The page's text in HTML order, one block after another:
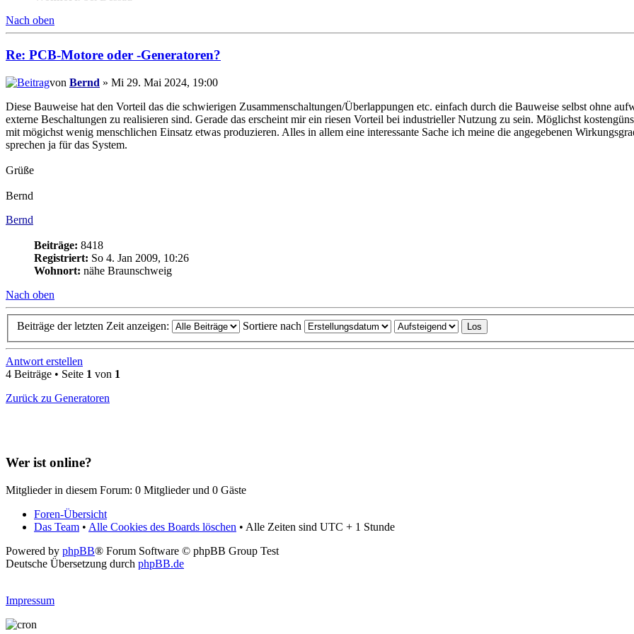
Nach oben
Re: PCB-Motore oder -Generatoren?
von Bernd » Mi 29. Mai 2024, 19:00
Diese Bauweise hat den Vorteil das die schwierigen Zusammenschaltungen/Überlappungen etc. einfach durch die Bauweise selbst ohne
externe Beschaltungen zu realisieren sind. Gerade das erscheint mir ein riesen Vorteil bei industrieller Nutzung zu sein. Möglichst
mit mögichst wenig menschlichen Einsatz etwas produzieren. Alles in allem eine interessante Sache ich meine die angegebenen
sprechen ja für das System.
Grüße
Bernd
Bernd
Beiträge: 8418
Registriert: So 4. Jan 2009, 10:26
Wohnort: nähe Braunschweig
Nach oben
Beiträge der letzten Zeit anzeigen: Sortiere nach
Antwort erstellen
4 Beiträge • Seite 1 von 1
Zurück zu Generatoren
Wer ist online?
Mitglieder in diesem Forum: 0 Mitglieder und 0 Gäste
Foren-Übersicht
Das Team • Alle Cookies des Boards löschen • Alle Zeiten sind UTC + 1 Stunde
Powered by phpBB® Forum Software © phpBB Group Test
Deutsche Übersetzung durch phpBB.de
Impressum